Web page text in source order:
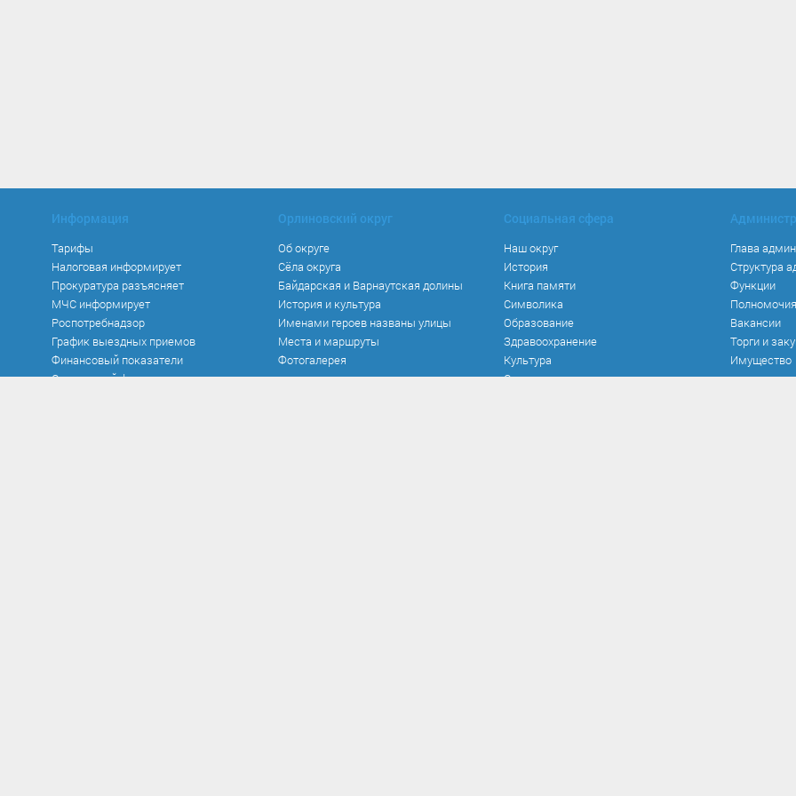
Информация
Тарифы
Налоговая информирует
Прокуратура разъясняет
МЧС информирует
Роспотребнадзор
График выездных приемов
Финансовый показатели
Социальный фонд
Орлиновский округ
Об округе
Сёла округа
Байдарская и Варнаутская долины
История и культура
Именами героев названы улицы
Места и маршруты
Фотогалерея
Социальная сфера
Наш округ
История
Книга памяти
Символика
Образование
Здравоохранение
Культура
Спорт
Глава
Структура
Функции
Полномочия
Вакансии
Торги и
Имущество